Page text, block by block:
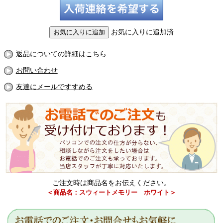
お気に入りに追加済
返品についての詳細はこちら
お問い合わせ
友達にメールですすめる
ご注文時は商品名をお伝えください。
＜商品名：スウィートメモリー ホワイト＞